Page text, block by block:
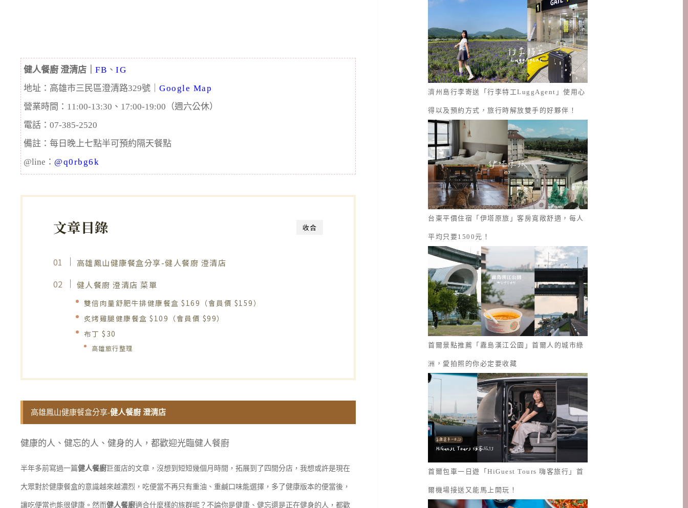
健人餐廚 澄清店｜ FB 、 IG
地址：高雄市三民區澄清路329號
Google Map
營業時間：11:00-13:30、17:00-19:00（週六公休）
電話：07-385-2520
備註：每日晚上七點半可預約隔天餐點
@line： @q0rbg6k
收合
文章目錄
高雄鳳山健康餐盒分享-健人餐廚 澄清店
健人餐廚 澄清店 菜單
雙倍肉量舒肥牛排健康餐盒 $169（會員價 $159）
炙烤雞腿健康餐盒 $109（會員價 $99）
布丁 $30
高雄旅行整理
高雄鳳山健康餐盒分享-健人餐廚 澄清店
健康的人、健忘的人、健身的人，都歡迎光臨健人餐廚
半年多前寫過一篇健人餐廚 巨蛋店的文章，沒想到短短幾個月時間，拓展到了四間分店，我想或許是現在
大眾對於健康餐盒的意識越來越濃烈，吃便當不再只有重油、重鹹口味能選擇，多了健康版本的便當後，
讓吃便當也能很健康。然而健人餐廚適合什麼樣的族群呢？不論你是健康、健忘還是正在健身的人，都歡
濟州島行李寄送「行李特工LuggAgent」使用心
得以及預約方式，旅行時解放雙手的好夥伴！
台東平價住宿「伊塔原旅」客房寬敞舒適，每人
平均只要1500元！
首爾景點推薦「纛島漢江公園」首爾人的城市綠
洲，愛拍照的你必定要收藏
首爾包車一日遊「HiGuest Tours 嗨客旅行」首
爾機場接送又能馬上開玩！